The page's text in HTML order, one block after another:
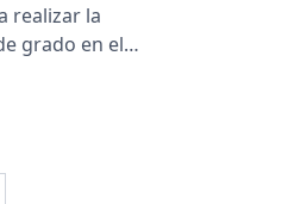
realizar la
grado en el
de la